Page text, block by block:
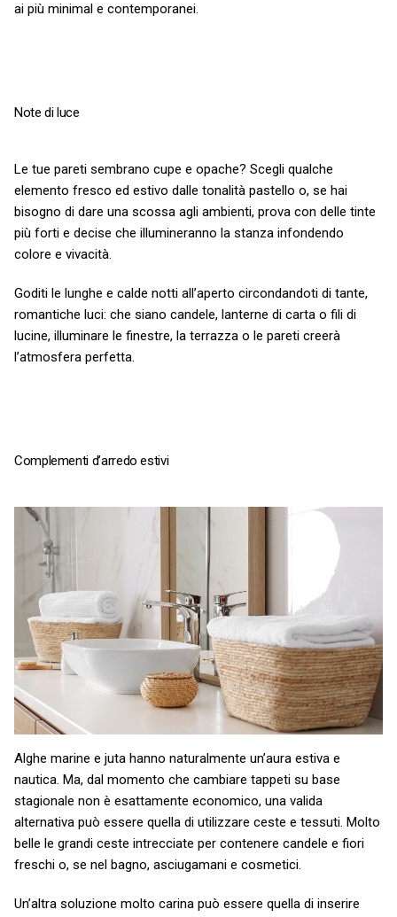
ai più minimal e contemporanei.
Note di luce
Le tue pareti sembrano cupe e opache? Scegli qualche
elemento fresco ed estivo dalle tonalità pastello o, se hai
bisogno di dare una scossa agli ambienti, prova con delle tinte
più forti e decise che illumineranno la stanza infondendo
colore e vivacità.
Goditi le lunghe e calde notti all’aperto circondandoti di tante,
romantiche luci: che siano candele, lanterne di carta o fili di
lucine, illuminare le finestre, la terrazza o le pareti creerà
l’atmosfera perfetta.
Complementi d’arredo estivi
Alghe marine e juta hanno naturalmente un’aura estiva e
nautica. Ma, dal momento che cambiare tappeti su base
stagionale non è esattamente economico, una valida
alternativa può essere quella di utilizzare ceste e tessuti. Molto
belle le grandi ceste intrecciate per contenere candele e fiori
freschi o, se nel bagno, asciugamani e cosmetici.
Un’altra soluzione molto carina può essere quella di inserire